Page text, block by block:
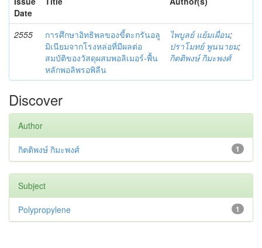
Date
2555
การศึกษาอิทธิพลของขี้ตะกรันอลู
มิเนียมจากโรงหล่อที่มีผลต่อ
สมบัติของวัสดุผสมพอลิเมอร์-พื้น
หลักพอลิพรอพิลีน
ไพบูลย์ แย้มเผื่อน;
ปราโมทย์ พูนนายม;
กิตติพงษ์ กิมะพงศ์
Discover
Author
1
กิตติพงษ์ กิมะพงศ์
Subject
1
Polypropylene